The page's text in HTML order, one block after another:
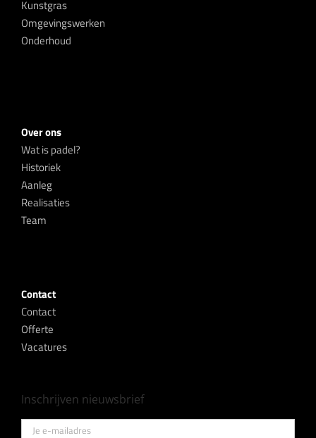
Kunstgras
Omgevingswerken
Onderhoud
Over ons
Wat is padel?
Historiek
Aanleg
Realisaties
Team
Contact
Contact
Offerte
Vacatures
Inschrijven nieuwsbrief